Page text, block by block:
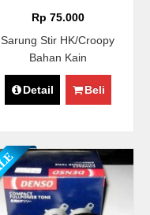
Rp 75.000
Sarung Stir HK/croopy
Bahan Kain
Detail Beli